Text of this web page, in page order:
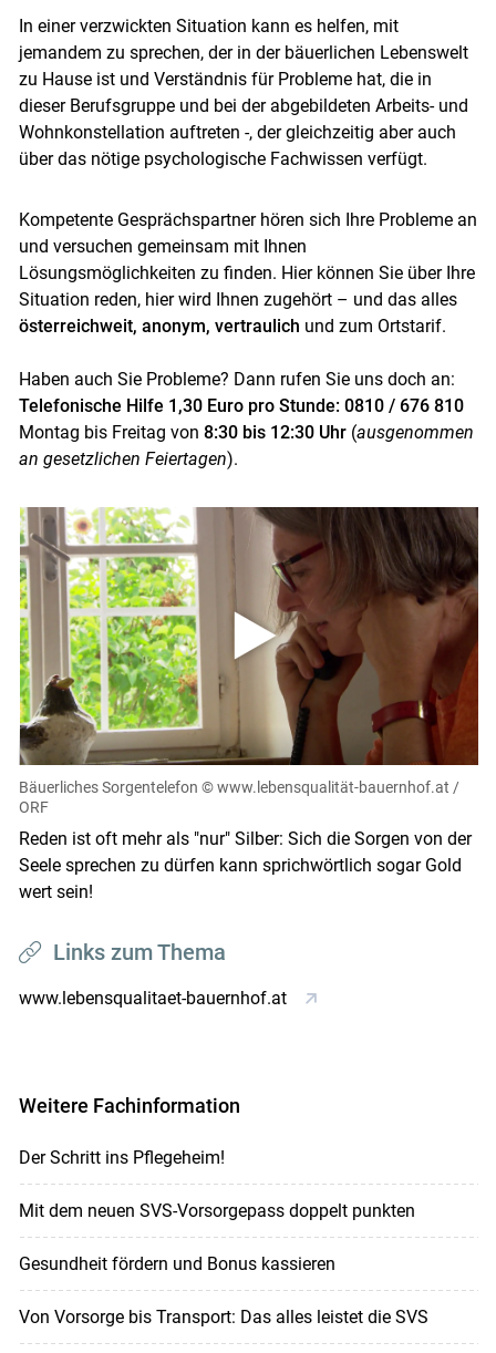
In einer verzwickten Situation kann es helfen, mit
jemandem zu sprechen, der in der bäuerlichen Lebenswelt
zu Hause ist und Verständnis für Probleme hat, die in
dieser Berufsgruppe und bei der abgebildeten Arbeits- und
Wohnkonstellation auftreten -, der gleichzeitig aber auch
über das nötige psychologische Fachwissen verfügt.
Kompetente Gesprächspartner hören sich Ihre Probleme an
und versuchen gemeinsam mit Ihnen
Lösungsmöglichkeiten zu finden. Hier können Sie über Ihre
Situation reden, hier wird Ihnen zugehört – und das alles
österreichweit, anonym, vertraulich und zum Ortstarif.
Haben auch Sie Probleme? Dann rufen Sie uns doch an:
Telefonische Hilfe 1,30 Euro pro Stunde: 0810 / 676 810
Montag bis Freitag von 8:30 bis 12:30 Uhr(ausgenommen
an gesetzlichen Feiertagen).
Bäuerliches Sorgentelefon © www.lebensqualität-bauernhof.at /
ORF
Reden ist oft mehr als "nur" Silber: Sich die Sorgen von der
Seele sprechen zu dürfen kann sprichwörtlich sogar Gold
wert sein!
Links zum Thema
www.lebensqualitaet-bauernhof.at
Weitere Fachinformation
Der Schritt ins Pflegeheim!
Mit dem neuen SVS-Vorsorgepass doppelt punkten
Gesundheit fördern und Bonus kassieren
Von Vorsorge bis Transport: Das alles leistet die SVS